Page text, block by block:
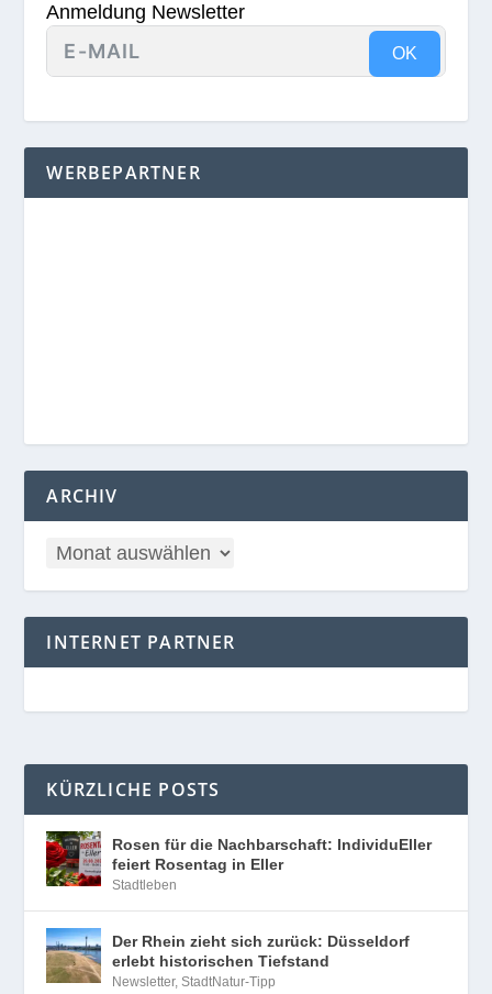
Anmeldung Newsletter
OK
WERBEPARTNER
ARCHIV
INTERNET PARTNER
KÜRZLICHE POSTS
Rosen für die Nachbarschaft: IndividuEller
feiert Rosentag in Eller
Stadtleben
Der Rhein zieht sich zurück: Düsseldorf
erlebt historischen Tiefstand
Newsletter,StadtNatur-Tipp